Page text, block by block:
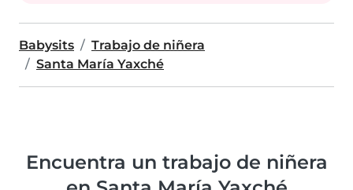
Babysits
Trabajo de niñera
Santa María Yaxché
Encuentra un trabajo de niñera